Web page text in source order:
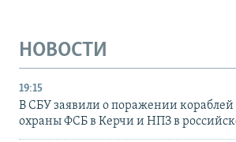
НОВОСТИ
19:15
В СБУ заявили о поражении кораблей
охраны ФСБ в Керчи и НПЗ в